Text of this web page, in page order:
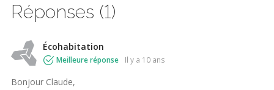
Réponses (1)
Écohabitation
Meilleure réponse il y a 10 ans
Bonjour Claude,